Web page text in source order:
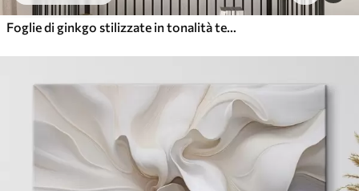
Foglie di ginkgo stilizzate in tonalità tenui